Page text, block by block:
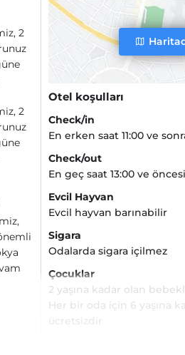
2
2
Otel koşulları
Check/in
En erken saat 11:00 ve
Check/out
En geç saat 13:00 ve öncesi
Evcil Hayvan
Evcil hayvan barınabilir
Sigara
Odalarda sigara içilmez
Çocuklar
2 yaşına kadar olan
Her bir oda için 6 yaşına
ücretsizdir